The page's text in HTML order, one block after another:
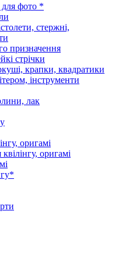
фото *
стержні,
призначення
стрічки
крапки, квадратики
інструменти
лак
оригамі
оригамі